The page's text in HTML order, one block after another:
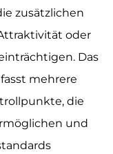
zusätzlichen
oder
Das
mehrere
die
und